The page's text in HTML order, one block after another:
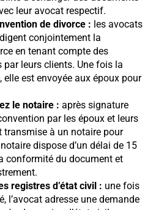
leur avocat respectif.
de divorce : les avocats
conjointement la
en tenant compte des
par leurs clients. Une fois la
elle est envoyée aux époux pour
le notaire : après signature
par les époux et leurs
transmise à un notaire pour
dispose d’un délai de 15
conformité du document et
registres d’état civil : une fois
l’avocat adresse une demande